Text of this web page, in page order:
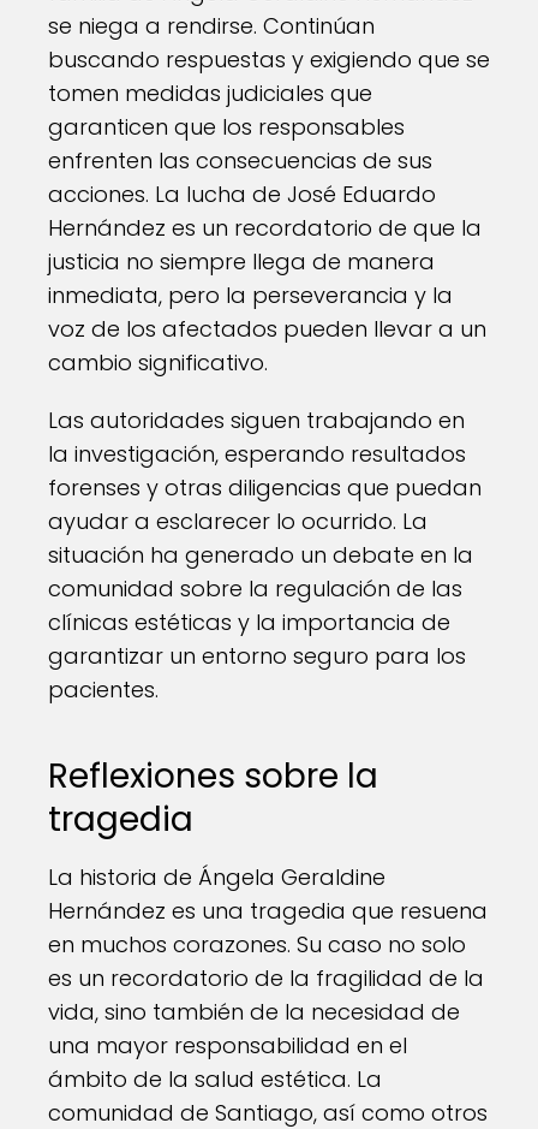
se niega a rendirse. Continúan
buscando respuestas y exigiendo que se
tomen medidas judiciales que
garanticen que los responsables
enfrenten las consecuencias de sus
acciones. La lucha de José Eduardo
Hernández es un recordatorio de que la
justicia no siempre llega de manera
inmediata, pero la perseverancia y la
voz de los afectados pueden llevar a un
cambio significativo.
Las autoridades siguen trabajando en
la investigación, esperando resultados
forenses y otras diligencias que puedan
ayudar a esclarecer lo ocurrido. La
situación ha generado un debate en la
comunidad sobre la regulación de las
clínicas estéticas y la importancia de
garantizar un entorno seguro para los
pacientes.
Reflexiones sobre la
tragedia
La historia de Ángela Geraldine
Hernández es una tragedia que resuena
en muchos corazones. Su caso no solo
es un recordatorio de la fragilidad de la
vida, sino también de la necesidad de
una mayor responsabilidad en el
ámbito de la salud estética. La
comunidad de Santiago, así como otros